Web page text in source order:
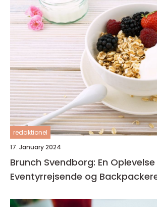
redaktionel
17. January 2024
Brunch Svendborg: En
Eventyrrejsende og